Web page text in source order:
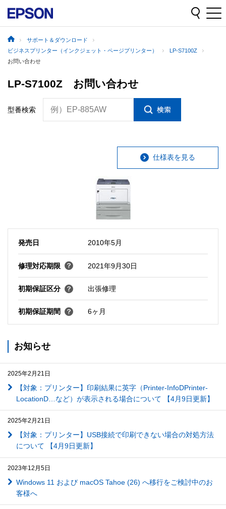
サポート＆ダウンロード
ビジネスプリンター（インクジェット・ページプリンター）
LP-S7100Z
お問い合わせ
LP-S7100Z お問い合わせ
型番検索 例）EP-885AW
仕様表を見る
発売日 2010年5月
修理対応期限 2021年9月30日
初期保証区分 出張修理
初期保証期間 6ヶ月
お知らせ
2025年2月21日
【対象：プリンター】印刷結果に英字（Printer-InfoDPrinter-
LocationD…など）が表示される場合について 【4月9日更新】
2025年2月21日
【対象：プリンター】USB接続で印刷できない場合の対処方法
について 【4月9日更新】
2023年12月5日
Windows 11 および macOS Tahoe (26) へ移行をご検討中のお
客様へ